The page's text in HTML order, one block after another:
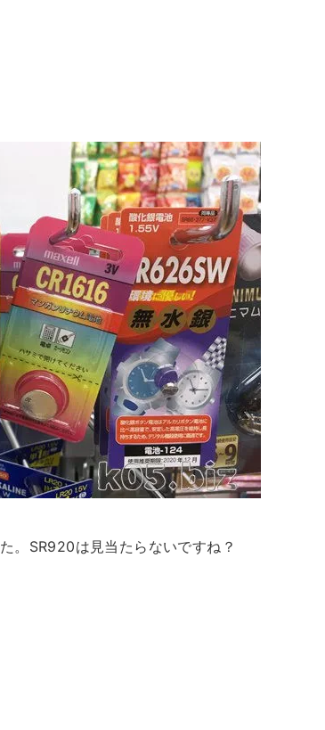
。SR920は見当たらないですね？